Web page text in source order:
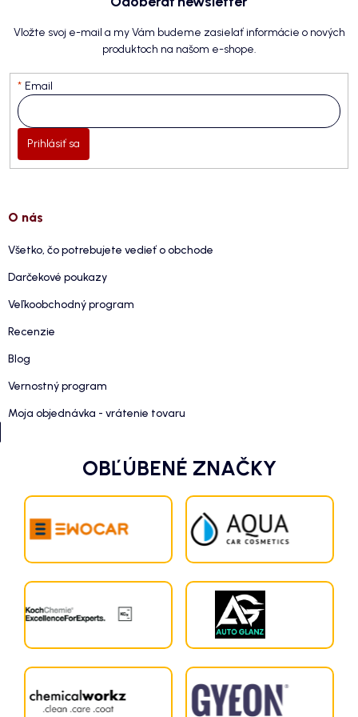
Vložte svoj e-mail a my Vám budeme zasielať informácie o nových
produktoch na našom e-shope.
Email
Prihlásiť sa
O nás
Všetko, čo potrebujete vedieť o obchode
Darčekové poukazy
Veľkoobchodný program
Recenzie
Blog
Vernostný program
Moja objednávka - vrátenie tovaru
OBĽÚBENÉ ZNAČKY